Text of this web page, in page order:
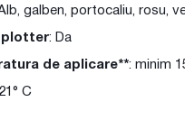
galben, portocaliu, rosu,
: Da
de aplicare**: minim
C